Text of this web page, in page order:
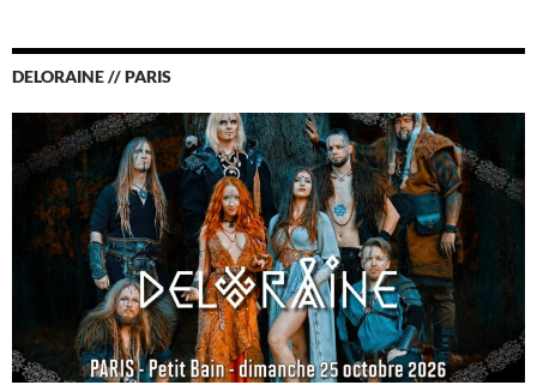
DELORAINE // PARIS